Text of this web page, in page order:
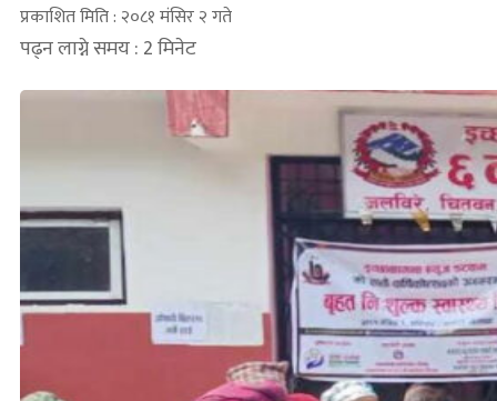
प्रकाशित मिति : २०८१ मंसिर २ गते
पढ्न लाग्ने समय : 2 मिनेट